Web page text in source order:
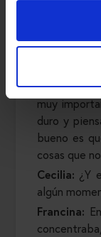
Siempre
cuesta
familia, a
adelante, lo
muy
duro y
bueno es
cosas que
Cecilia: ¿Y
algún
Francina: